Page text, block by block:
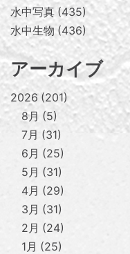
水中写真 435
水中生物 436
アーカイブ
2026 201
8月
5
7月
31
6月
25
5月
31
4月
29
3月
31
2月
24
1月
25